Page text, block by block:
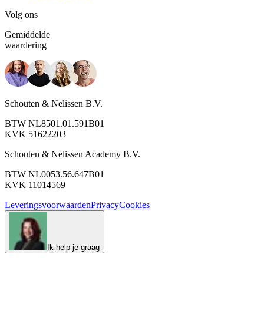
Volg ons
Gemiddelde
waardering
Schouten & Nelissen B.V.
BTW NL8501.01.591B01
KVK 51622203
Schouten & Nelissen Academy B.V.
BTW NL0053.56.647B01
KVK 11014569
LeveringsvoorwaardenPrivacyCookies
Ik help je graag